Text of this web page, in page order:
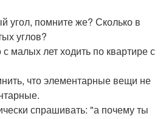
угол, помните же? Сколько в
углов?
малых лет ходить по квартире с
что элементарные вещи не
спрашивать: "а почему ты